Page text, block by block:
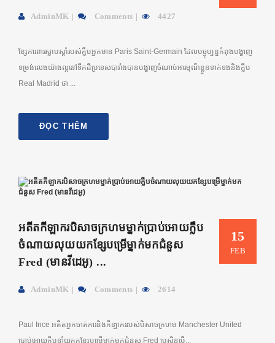
AdminMK Comments 4427
ខ្សែការពារស្លាបស្តាំ​របស់ក្លឹបអ្នកមាន Paris Saint-Germain ដែលបច្ចុប្បន្នកំពុងបង្ហាញ
ទម្រង់លេងយ៉ាងល្អនៅទឹកដីប្រទេសបារាំងបានបង្ហាញចំណាប់អារម្មណ៏ខ្លួនទាក់ទងនិងក្លឹប
Real Madrid ថា ...
ĐỌC THÊM
15
FEB
អតីតកីឡាករបិសាចក្រហមម្នាក់ប្រាប់អោយក្លឹប
ចំណាយលុយយកខ្សែបម្រើម្នាក់មកជំនួស
Fred (មានវីដេអូ) ...
AdminMK Comments 2614
Paul Ince អតីតអ្នកចាត់ការនិងកីឡាកររបស់បិសាចក្រហម Manchester United
ប្រាប់អោយក្លឹបនាំយកកខ្សែបម្រើម្នាក់មកជំនួស Fred ប្រសិនបើ...